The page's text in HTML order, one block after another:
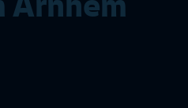
Arnhem